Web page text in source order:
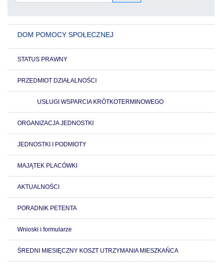
DOM POMOCY SPOŁECZNEJ
STATUS PRAWNY
PRZEDMIOT DZIAŁALNOŚCI
USŁUGI WSPARCIA KRÓTKOTERMINOWEGO
ORGANIZACJA JEDNOSTKI
JEDNOSTKI I PODMIOTY
MAJĄTEK PLACÓWKI
AKTUALNOŚCI
PORADNIK PETENTA
Wnioski i formularze
ŚREDNI MIESIĘCZNY KOSZT UTRZYMANIA MIESZKAŃCA